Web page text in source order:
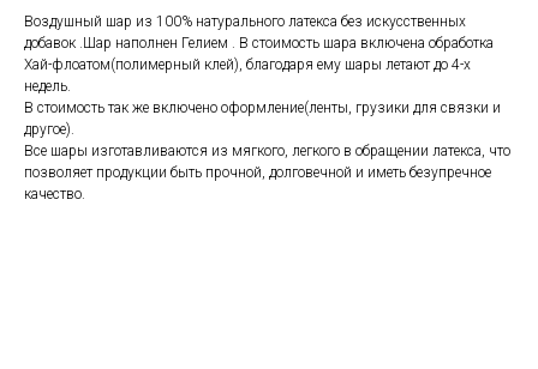
Воздушный шар из 100% натурального латекса без искусственных
добавок .Шар наполнен Гелием . В стоимость шара включена обработка
Хай-флоатом(полимерный клей), благодаря ему шары летают до 4-х
недель.
В стоимость так же включено оформление(ленты, грузики для связки и
другое).
Все шары изготавливаются из мягкого, легкого в обращении латекса, что
позволяет продукции быть прочной, долговечной и иметь безупречное
качество.